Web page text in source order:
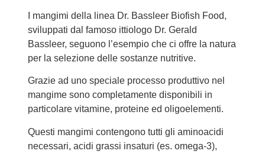
I mangimi della linea Dr. Bassleer Biofish Food,
sviluppati dal famoso ittiologo Dr. Gerald
Bassleer, seguono l’esempio che ci offre la natura
per la selezione delle sostanze nutritive.
Grazie ad uno speciale processo produttivo nel
mangime sono completamente disponibili in
particolare vitamine, proteine ed oligoelementi.
Questi mangimi contengono tutti gli aminoacidi
necessari, acidi grassi insaturi (es. omega-3),